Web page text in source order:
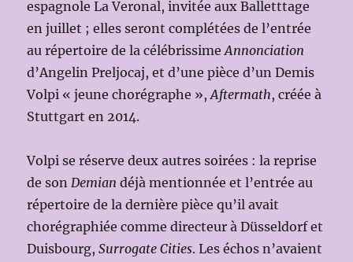
espagnole La Veronal, invitée aux Balletttage
en juillet ; elles seront complétées de l’entrée
au répertoire de la célébrissimeAnnonciation
d’Angelin Preljocaj, et d’une pièce d’un Demis
Volpi « jeune chorégraphe »,Aftermath, créée à
Stuttgart en 2014.
Volpi se réserve deux autres soirées : la reprise
de sonDemian déjà mentionnée et l’entrée au
répertoire de la dernière pièce qu’il avait
chorégraphiée comme directeur à Düsseldorf et
Duisbourg,Surrogate Cities. Les échos n’avaient